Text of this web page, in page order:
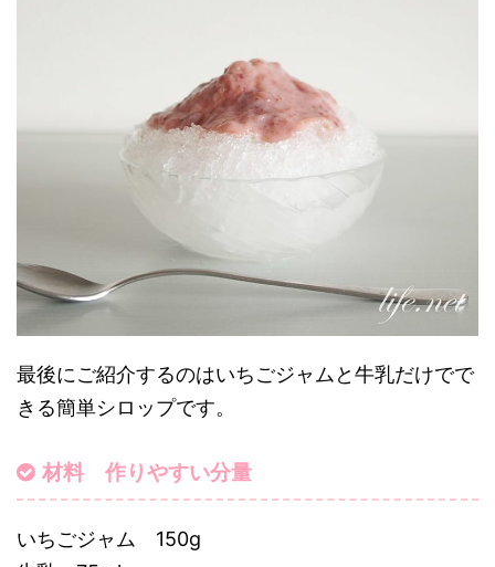
最後にご紹介するのはいちごジャムと牛乳だけでで
きる簡単シロップです。
材料 作りやすい分量
いちごジャム 150g